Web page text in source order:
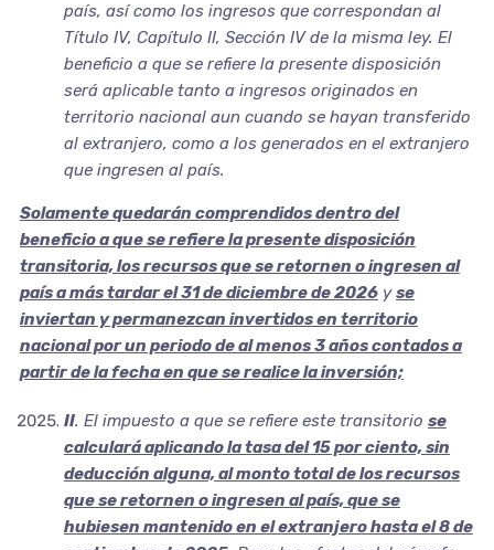
país, así como los ingresos que correspondan al
Título IV, Capítulo II, Sección IV de la misma ley. El
beneficio a que se refiere la presente disposición
será aplicable tanto a ingresos originados en
territorio nacional aun cuando se hayan transferido
al extranjero, como a los generados en el extranjero
que ingresen al país.
Solamente quedarán comprendidos dentro del
beneficio a que se refiere la presente disposición
transitoria, los recursos que se retornen o ingresen al
país a más tardar el 31 de diciembre de 2026yse
inviertan y permanezcan invertidos en territorio
nacional por un periodo de al menos 3 años contados a
partir de la fecha en que se realice la inversión;
II. El impuesto a que se refiere este transitorio se
calculará aplicando la tasa del 15 por ciento, sin
deducción alguna, al monto total de los recursos
que se retornen o ingresen al país, que se
hubiesen mantenido en el extranjero hasta el 8 de